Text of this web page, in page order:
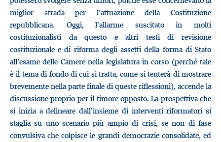
miglior strada per l’attuazione della Costituzione
repubblicana. Oggi, l’allarme suscitato in molti
costituzionalisti da questo e altri testi di revisione
costituzionale e di riforma degli assetti della forma di Stato
all’esame delle Camere nella legislatura in corso (perché tale
è il tema di fondo di cui si tratta, come si tenterà di mostrare
brevemente nella parte finale di queste riflessioni), accende la
discussione proprio per il timore opposto. La prospettiva che
si inizia a delineare dall’insieme di interventi riformatori si
staglia su uno scenario più ampio di crisi, se non di fase
convulsiva che colpisce le grandi democrazie consolidate, ed